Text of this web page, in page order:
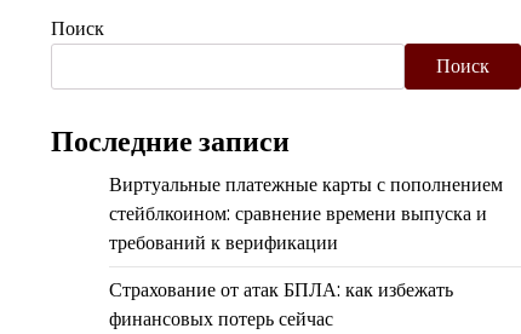
Поиск
Поиск
Последние записи
Виртуальные платежные карты с пополнением
стейблкоином: сравнение времени выпуска и
требований к верификации
Страхование от атак БПЛА: как избежать
финансовых потерь сейчас